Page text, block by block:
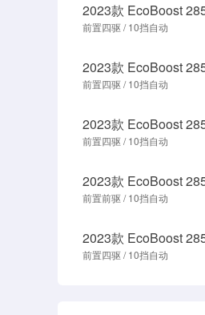
2023款 EcoBoost
前置四驱 / 10挡自动
2023款 EcoBoost
前置四驱 / 10挡自动
2023款 EcoBoost
前置四驱 / 10挡自动
2023款 EcoBoost
前置前驱 / 10挡自动
2023款 EcoBoost
前置四驱 / 10挡自动